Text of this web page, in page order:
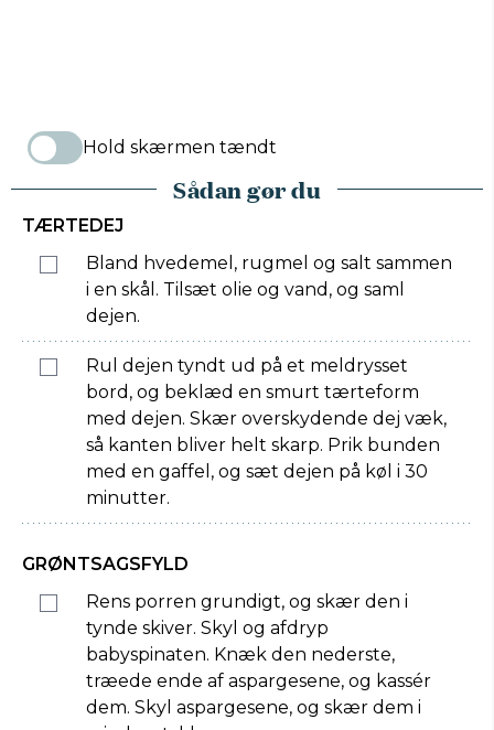
Hold skærmen tændt
Sådan gør du
TÆRTEDEJ
Bland hvedemel, rugmel og salt sammen
i en skål. Tilsæt olie og vand, og saml
dejen.
Rul dejen tyndt ud på et meldrysset
bord, og beklæd en smurt tærteform
med dejen. Skær overskydende dej væk,
så kanten bliver helt skarp. Prik bunden
med en gaffel, og sæt dejen på køl i 30
minutter.
GRØNTSAGSFYLD
Rens porren grundigt, og skær den i
tynde skiver. Skyl og afdryp
babyspinaten. Knæk den nederste,
træede ende af aspargesene, og kassér
dem. Skyl aspargesene, og skær dem i